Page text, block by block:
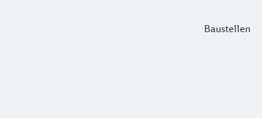
Baustellen